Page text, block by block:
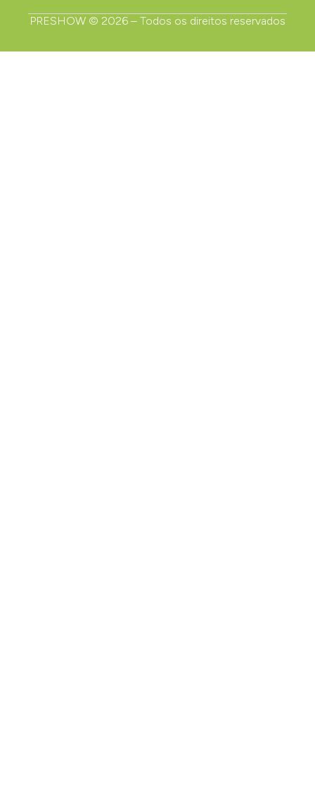
PRESHOW © 2026 – Todos os direitos reservados